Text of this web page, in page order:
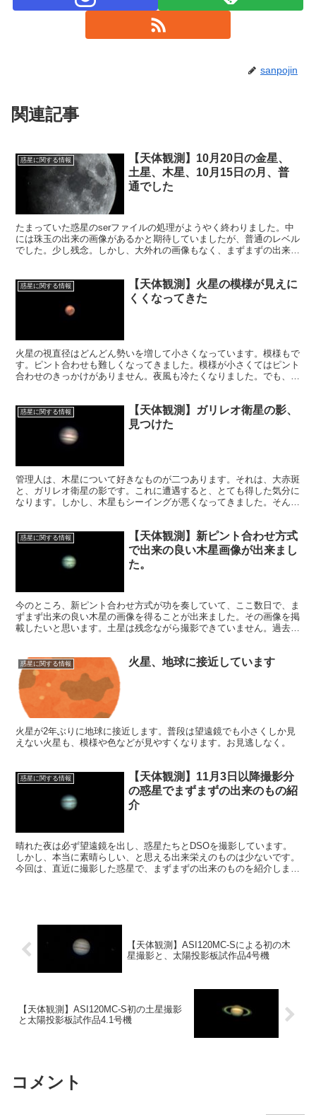
sanpojin
関連記事
惑星に関する情報
【天体観測】10月20日の金星、
土星、木星、10月15日の月、普
通でした
たまっていた惑星のserファイルの処理がようやく終わりました。中
には珠玉の出来の画像があるかと期待していましたが、普通のレベル
でした。少し残念。しかし、大外れの画像もなく、まずまずの出来と
惑星に関する情報
【天体観測】火星の模様が見えに
くくなってきた
火星の視直径はどんどん勢いを増して小さくなっています。模様もで
す。ピント合わせも難しくなってきました。模様が小さくてはピント
合わせのきっかけがありません。夜風も冷たくなりました。でも、悔
惑星に関する情報
【天体観測】ガリレオ衛星の影、
見つけた
管理人は、木星について好きなものが二つあります。それは、大赤斑
と、ガリレオ衛星の影です。これに遭遇すると、とても得した気分に
なります。しかし、木星もシーイングが悪くなってきました。そんな
惑星に関する情報
【天体観測】新ピント合わせ方式
で出来の良い木星画像が出来まし
た。
今のところ、新ピント合わせ方式が功を奏していて、ここ数日で、ま
ずまず出来の良い木星の画像を得ることが出来ました。その画像を掲
載したいと思います。土星は残念ながら撮影できていません。過去の
惑星に関する情報 火星、地球に接近しています
火星が2年ぶりに地球に接近します。普段は望遠鏡でも小さくしか見
えない火星も、模様や色などが見やすくなります。お見逃しなく。
惑星に関する情報
【天体観測】11月3日以降撮影分
の惑星でまずまずの出来のもの紹
介
晴れた夜は必ず望遠鏡を出し、惑星たちとDSOを撮影しています。
しかし、本当に素晴らしい、と思える出来栄えのものは少ないです。
今回は、直近に撮影した惑星で、まずまずの出来のものを紹介しま
【天体観測】ASI120MC-Sによる初の木
星撮影と、太陽投影板試作品4号機
【天体観測】ASI120MC-S初の土星撮影
と太陽投影板試作品4.1号機
コメント